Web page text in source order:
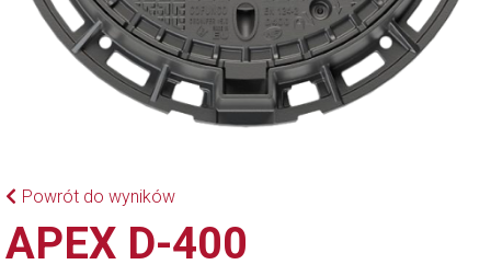
Powrót do wyników
APEX D-400